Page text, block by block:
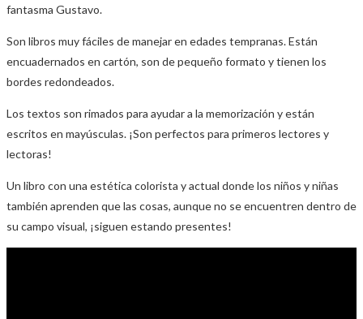
fantasma Gustavo.
Son libros muy fáciles de manejar en edades tempranas. Están
encuadernados en cartón, son de pequeño formato y tienen los
bordes redondeados.
Los textos son rimados para ayudar a la memorización y están
escritos en mayúsculas. ¡Son perfectos para primeros lectores y
lectoras!
Un libro con una estética colorista y actual donde los niños y niñas
también aprenden que las cosas, aunque no se encuentren dentro de
su campo visual, ¡siguen estando presentes!